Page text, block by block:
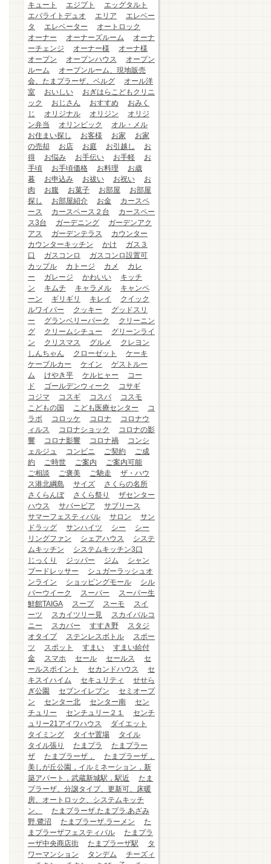
キュート
エジプト
エッグタルト
エバライトデュオ
エリア
エレベー
タ
エレベーター
オートロック
オーナー
オーナーズルーム
オーナ
ーチェンジ
オーナー様
オーナ様
オープン
オープンハウス
オープン
ルーム
オープンルーム、現地販売
会、たまプラーザ、ベルグ
オール洋
室
おいしい
おぎはらこどもクリニ
ック
おじさん おすすめ
おみく
じ
オリジナル オリジン
オリジ
ン弁当
オリンピック
オル・メル
お住まい探し
お客様 お家
お家
の売却
お店 お庭 お引越し
お
得
お悩み お手伝い お手軽
お
手頃
お手頃価格 お料理
お歳
暮
お申込み お祓い お祝い
お
肉
お腹 お菓子 お部屋
お部屋
探し
お部屋紹介 お金
カースペ
ース
カースペース２台
カースペー
ス3台
ガーデニング
ガーデンアク
アス
ガーデンテラス
カウンター
カウンターキッチン
かけ
ガス３
口
ガスコンロ
ガスコンロ設置可
カップル
カトージ カメ
カレ
ー
ガレージ かわいい
キッチ
ン
キムチ キャラメル
キャンペ
ーン
ギリギリ キレイ
クイック
ルワイパー
クッキー
グッドスリ
ー
グランベリーパーク
クリーニン
グ
クリームシチュー
グリーンライ
ン
クリスマス グルメ
クレヨン
しんちゃん
クローゼット
ケーキ
ケーブルカー
ケイン
ゲストルー
ム
けやき平 ケルヒャー
コー
ド
ゴールデンウィーク
コサギ
コジマ
コスギ コスパ
コスモ
こどもの国
こども医療センター
コ
ラボ
コロッケ コロナ
コロナウ
ィルス
コロナショック
コロナの影
響
コロナ影響 コロナ禍
コンシ
ェルジュ
コンビニ ご契約
ご成
約
ご時世 ご案内
ご案内可能
ご相談
ご褒美 ご馳走
ザ・ハウ
ス港北綱島
サイズ
さくらの名所
さくらんぼ
さくら祭り
ザセンター
ハウス
サバービア
サブリース
サマーフェスティバル
サロン
サン
ドラッグ
サンハイツ シー
シー
リングファン
シェアハウス
システ
ムキッチン
システムキッチン3口
じっくり
ジッパー ジム
シャン
プードレッサー
シュガーラッシュオ
ンライン
ショッピングモール
シル
バーウイーク
スーパー
スーパー生
鮮館TAIGA
スープ スーモ
スイ
ーツ
スカイツリー見
スカイバルコ
ニー
スカパー すすき野
スタジ
オタイプ
ステンレスボトル
スポー
ツ
スポット すまい
すまい給付
金
スマホ セール セールス
セ
ールスポイント
セカンドハウス
セ
キスイハイム
セキュリティ
せせら
ぎ公園
セブンイレブン
セミオープ
ン
センター北 センター南
セン
チュリー
センチュリー２１
センチ
ュリー21アイワハウス
ダイエット
タイミング
タイヤ置場
タイル
タイル張り
たまプラ
たまプラー
ザ
たまプラーザ，
たまプラーザ，
美しが丘公園，イルミネーション，新
築アパート，武蔵新城駅，駅近
たま
プラーザ、分譲タイプ、更新可、床暖
房、オートロック、システムキッチ
ン、
たまプラーザ.たまプラ.あざみ
野.鷺沼
たまプラーザ.ラーメン
た
まプラーザフェスティバル
たまプラ
ーザ中央商店街
たまプラーザ駅
タ
ワーマンション
タンデム
チーズィ